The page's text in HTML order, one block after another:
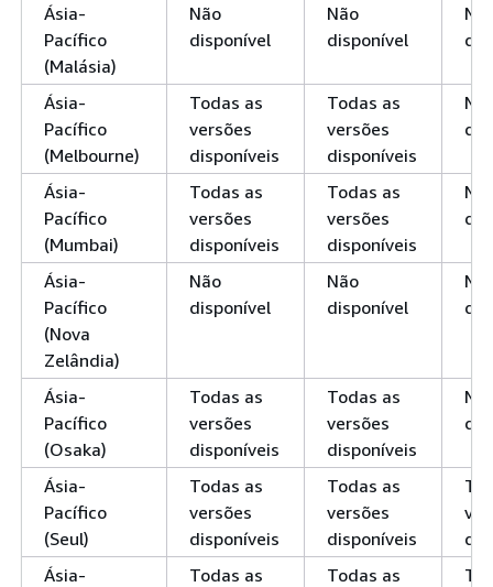
Ásia-
Pacífico
(Malásia)
Não
disponível
Não
disponível
Ásia-
Pacífico
(Melbourne)
Todas as
versões
disponíveis
Todas as
versões
disponíveis
Ásia-
Pacífico
(Mumbai)
Todas as
versões
disponíveis
Todas as
versões
disponíveis
Ásia-
Pacífico
(Nova
Zelândia)
Não
disponível
Não
disponível
Ásia-
Pacífico
(Osaka)
Todas as
versões
disponíveis
Todas as
versões
disponíveis
Ásia-
Pacífico
(Seul)
Todas as
versões
disponíveis
Todas as
versões
disponíveis
Ásia-
Todas as
Todas as